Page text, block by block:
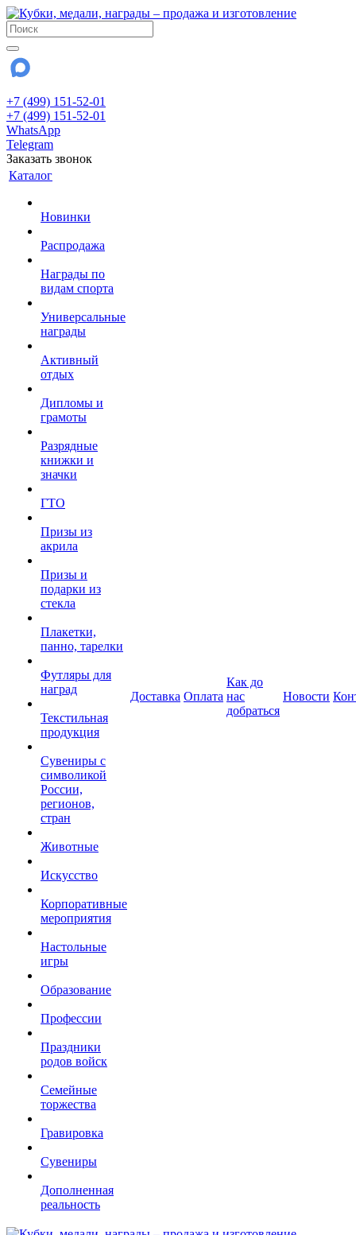
+7 (499) 151-52-01
+7 (499) 151-52-01
WhatsApp
Telegram
Заказать звонок
Каталог
Новинки
Распродажа
Награды по
видам спорта
Универсальные
награды
Активный
отдых
Дипломы и
грамоты
Разрядные
книжки и
значки
ГТО
Призы из
акрила
Призы и
подарки из
стекла
Плакетки,
панно, тарелки
Футляры для
наград
Текстильная
продукция
Сувениры с
символикой
России,
регионов,
стран
Животные
Искусство
Корпоративные
мероприятия
Настольные
игры
Образование
Профессии
Праздники
родов войск
Семейные
торжества
Гравировка
Сувениры
Дополненная
реальность
Доставка Оплата
Как до
нас
добраться
Новости